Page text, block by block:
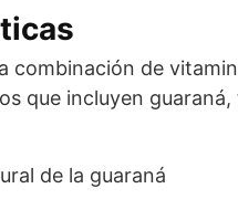
combinación de
que incluyen
de la guaraná